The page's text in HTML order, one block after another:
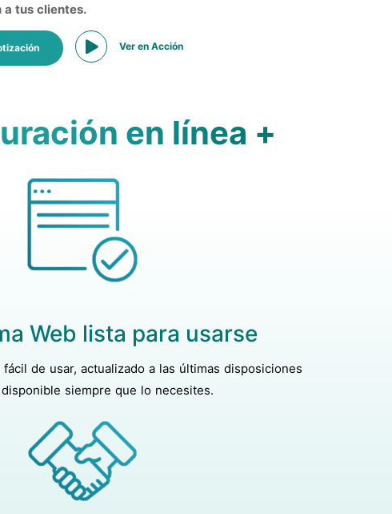
a tus clientes.
Ver en Acción
en línea +
Web lista para usarse
de usar, actualizado a las últimas disposiciones
siempre que lo necesites.